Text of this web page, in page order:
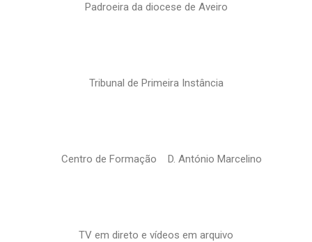
Padroeira da diocese de Aveiro
Tribunal de Primeira Instância
Centro de Formação D. António Marcelino
TV em direto e vídeos em arquivo